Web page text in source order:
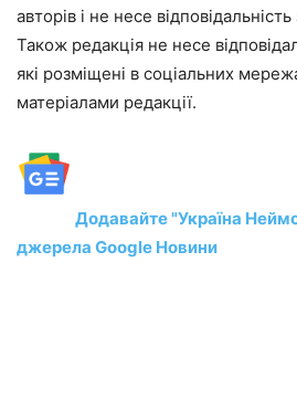
авторів і не несе відповідальність
Також редакція не несе
які розміщені в соціальних
матеріалами редакції.
Додавайте "Україна
джерела Google Новини